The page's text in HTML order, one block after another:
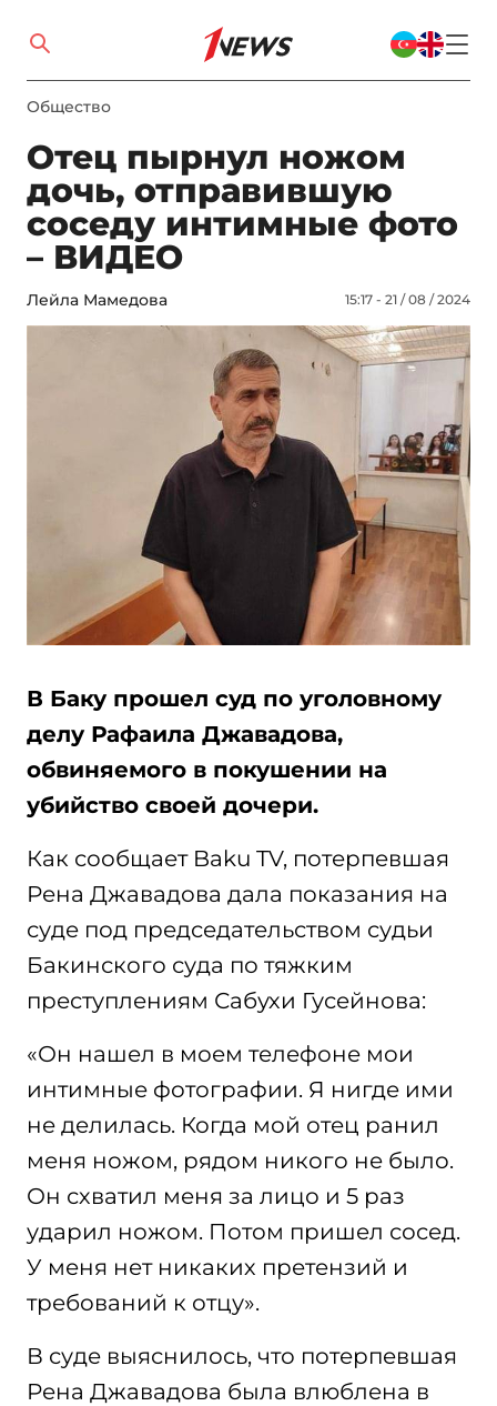
Общество
Отец пырнул ножом
дочь, отправившую
соседу интимные фото
– ВИДЕО
Лейла Мамедова 15:17 - 21 / 08 / 2024
В Баку прошел суд по уголовному
делу Рафаила Джавадова,
обвиняемого в покушении на
убийство своей дочери.
Как сообщает Baku TV, потерпевшая
Рена Джавадова дала показания на
суде под председательством судьи
Бакинского суда по тяжким
преступлениям Сабухи Гусейнова:
«Он нашел в моем телефоне мои
интимные фотографии. Я нигде ими
не делилась. Когда мой отец ранил
меня ножом, рядом никого не было.
Он схватил меня за лицо и 5 раз
ударил ножом. Потом пришел сосед.
У меня нет никаких претензий и
требований к отцу».
В суде выяснилось, что потерпевшая
Рена Джавадова была влюблена в